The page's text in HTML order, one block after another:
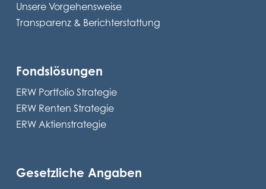
Unsere Vorgehensweise
Transparenz & Berichterstattung
Fondslösungen
ERW Portfolio Strategie
ERW Renten Strategie
ERW Aktienstrategie
Gesetzliche Angaben